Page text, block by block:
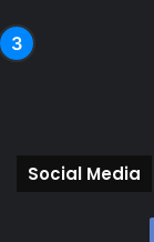
Social Media